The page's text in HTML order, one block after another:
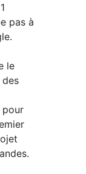
pas à
le
pour